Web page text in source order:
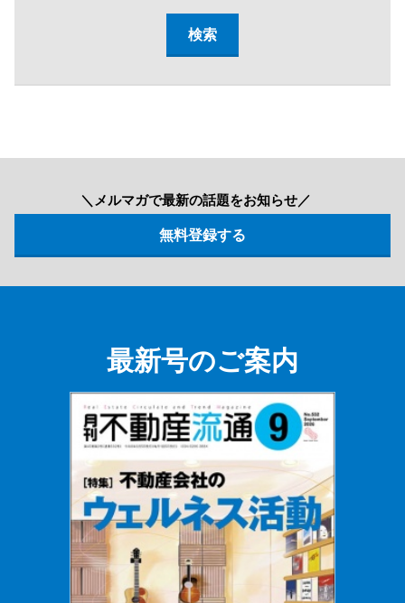
＼メルマガで最新の話題をお知らせ／
最新号のご案内